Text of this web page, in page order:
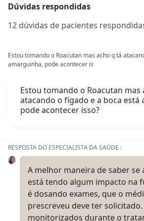
Dúvidas respondidas
12 dúvidas de pacientes
Estou tomando o Roacutan mas acho q tá
amarguinha, pode acontecer is
Estou tomando o Roacutan mas
atacando o fígado e a boca está
pode acontecer isso?
RESPOSTA DO ESPECIALISTA DA SAÚDE :
A melhor maneira de saber se
está tendo algum impacto na
é dosando exames, que o
prescreveu deve ter solicitado.
monitorizados durante o